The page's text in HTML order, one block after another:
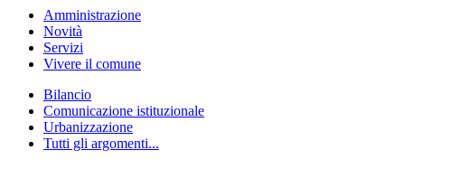
Amministrazione
Novità
Servizi
Vivere il comune
Bilancio
Comunicazione istituzionale
Urbanizzazione
Tutti gli argomenti...